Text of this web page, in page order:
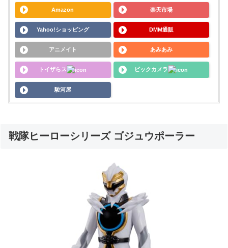
Amazon 楽天市場
Yahoo!ショッピング DMM通販
アニメイト あみあみ
トイザらス ビックカメラ
駿河屋
戦隊ヒーローシリーズ ゴジュウポーラー